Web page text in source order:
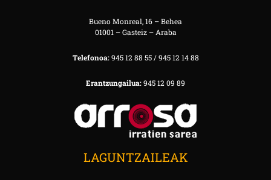
Bueno Monreal, 16 – Behea
01001 – Gasteiz – Araba
Telefonoa:945 12 88 55 / 945 12 14 88
Erantzungailua:945 12 09 89
LAGUNTZAILEAK